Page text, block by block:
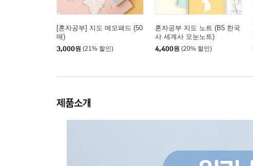
[혼자공부] 지도 메모패드 (50
매)
3,000원 (21% 할인)
혼자공부 지도 노트 (B5 한국
사 세계사 모눈노트)
4,400원 (20% 할인)
제품소개